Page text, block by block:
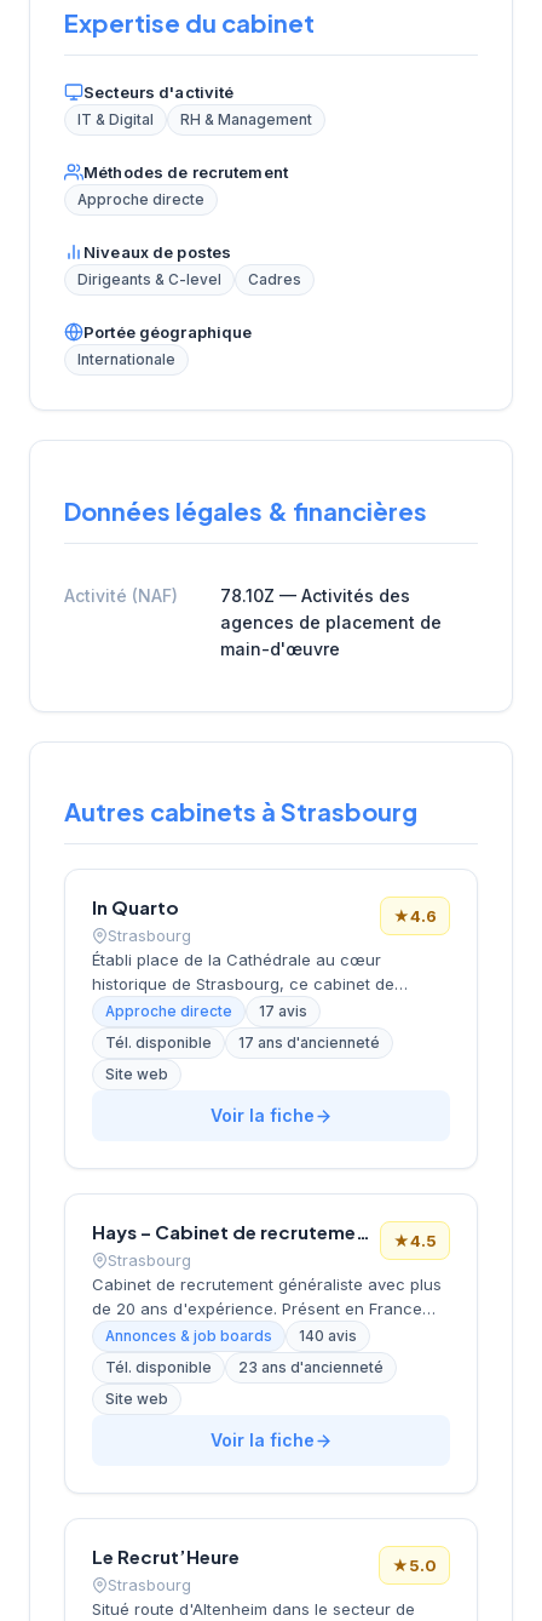
Expertise du cabinet
Secteurs d'activité
IT & Digital RH & Management
Méthodes de recrutement
Approche directe
Niveaux de postes
Dirigeants & C-level Cadres
Portée géographique
Internationale
Données légales & financières
Activité (NAF)
78.10Z — Activités des
agences de placement de
main-d'œuvre
Autres cabinets à Strasbourg
In Quarto
Strasbourg
★4.6
Établi place de la Cathédrale au cœur
historique de Strasbourg, ce cabinet de
recrutement bénéficie d'un emplacement
emblématique dans le centre-ville alsacien.
Dirigé par M. Costa, il propose des services de
conseil en recrutement aux entreprises de la
région. La structure affiche une notation de
4,6/5 sur Google, reflétant la satisfaction de
strasbourgeois.
Approche directe
17 avis
Tél. disponible
17 ans d'ancienneté
Site web
Voir la fiche
Hays – Cabinet de recrutement Strasbourg
Strasbourg
★4.5
Cabinet de recrutement généraliste avec plus
de 20 ans d'expérience. Présent en France
avec 17 bureaux et plus de 600 experts.
Propose des accompagnements en
recrutement CDI, CDD/TT et freelance.
Positionnement généraliste couvrant tous les
secteurs et niveaux. Forte présence digitale
avec études de rémunérations et guides de
Annonces & job boards
140 avis
Tél. disponible
23 ans d'ancienneté
Site web
Voir la fiche
Le Recrut’Heure
Strasbourg
★5.0
Situé route d'Altenheim dans le secteur de